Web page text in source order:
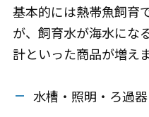
基本的には熱帯魚飼育
が、飼育水が海水にな
計といった商品が増えま
水槽・照明・ろ過器